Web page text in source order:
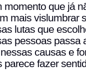
momento que já
mais vislumbrar
lutas que
pessoas passa
causas e
parece fazer